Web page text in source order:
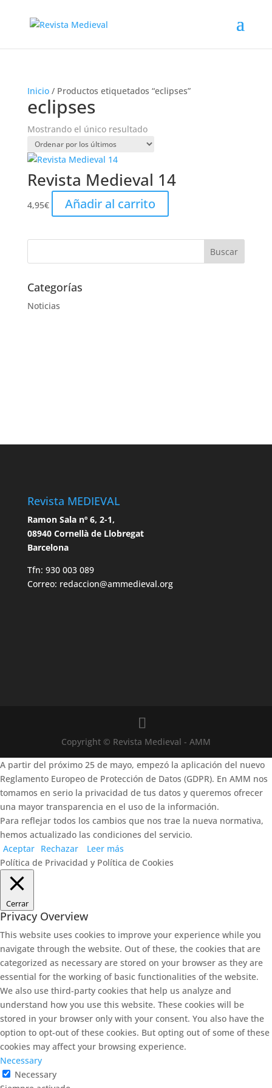
Inicio/ Productos etiquetados “eclipses”
eclipses
Mostrando el único resultado
Revista Medieval 14
4,95€ Añadir al carrito
Categorías
Noticias
Revista MEDIEVAL
Ramon Sala nº 6, 2-1,
08940 Cornellà de Llobregat
Barcelona
Tfn: 930 003 089
Correo: redaccion@ammedieval.org
Copyright © Revista Medieval - AMM
A partir del próximo 25 de mayo, empezó la aplicación del nuevo
Reglamento Europeo de Protección de Datos (GDPR). En AMM nos
tomamos en serio la privacidad de tus datos y queremos ofrecer
una mayor transparencia en el uso de la información.
Para reflejar todos los cambios que nos trae la nueva normativa,
hemos actualizado las condiciones del servicio.
Aceptar Rechazar
Leer más
Política de Privacidad y Política de Cookies
Cerrar
Privacy Overview
This website uses cookies to improve your experience while you
navigate through the website. Out of these, the cookies that are
categorized as necessary are stored on your browser as they are
essential for the working of basic functionalities of the website.
We also use third-party cookies that help us analyze and
understand how you use this website. These cookies will be
stored in your browser only with your consent. You also have the
option to opt-out of these cookies. But opting out of some of these
cookies may affect your browsing experience.
Necessary
Necessary